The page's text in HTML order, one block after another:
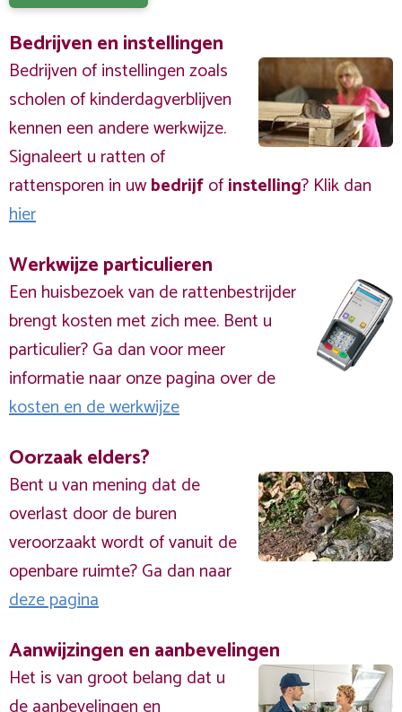
Bedrijven en instellingen
Bedrijven of instellingen zoals
scholen of kinderdagverblijven
kennen een andere werkwijze.
Signaleert u ratten of
rattensporen in uwbedrijfofinstelling? Klik dan
hier
Werkwijze particulieren
Een huisbezoek van de rattenbestrijder
brengt kosten met zich mee. Bent u
particulier? Ga dan voor meer
informatie naar onze pagina over de
kosten en de werkwijze
Oorzaak elders?
Bent u van mening dat de
overlast door de buren
veroorzaakt wordt of vanuit de
openbare ruimte? Ga dan naar
deze pagina
Aanwijzingen en aanbevelingen
Het is van groot belang dat u